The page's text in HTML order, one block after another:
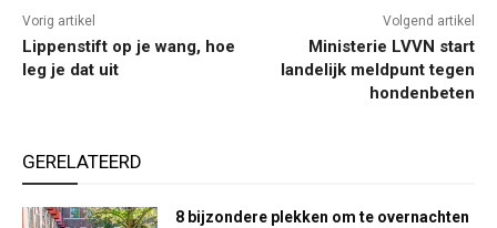
Vorig artikel
Lippenstift op je wang, hoe
leg je dat uit
Volgend artikel
Ministerie LVVN start
landelijk meldpunt tegen
hondenbeten
GERELATEERD
8 bijzondere plekken om te overnachten